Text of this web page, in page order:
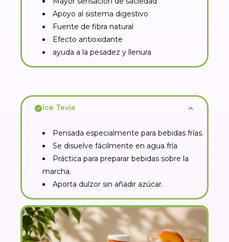
Apoyo al sistema digestivo
Fuente de fibra natural
Efecto antioxidante
ayuda a la pesadez y llenura
Ice Tevia
Pensada especialmente para bebidas frías.
Se disuelve fácilmente en agua fría
Práctica para preparar bebidas sobre la
marcha.
Aporta dulzor sin añadir azúcar.